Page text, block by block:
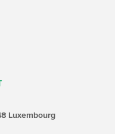
Luxembourg